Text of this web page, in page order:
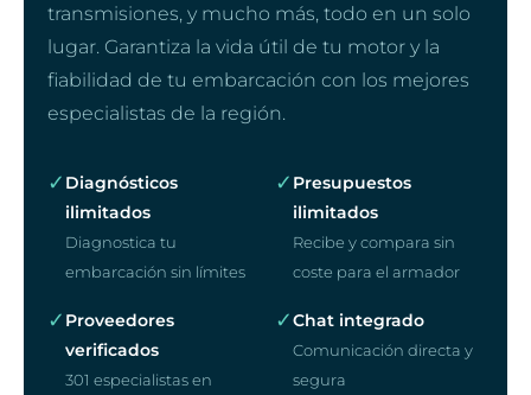
transmisiones, y mucho más, todo en un solo
lugar. Garantiza la vida útil de tu motor y la
fiabilidad de tu embarcación con los mejores
especialistas de la región.
✓ Diagnósticos
ilimitados
Diagnostica tu
embarcación sin límites
✓ Presupuestos
ilimitados
Recibe y compara sin
coste para el armador
✓ Proveedores
verificados
301 especialistas en
✓Chat integrado
Comunicación directa y
segura